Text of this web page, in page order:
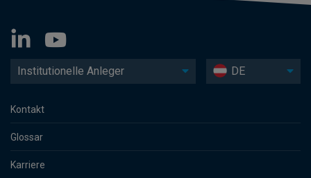
Institutionelle Anleger DE
Kontakt
Glossar
Karriere